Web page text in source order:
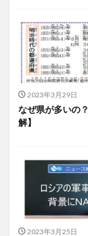
2023年3月29日
なぜ県が多いの
解】
2023年3月25日